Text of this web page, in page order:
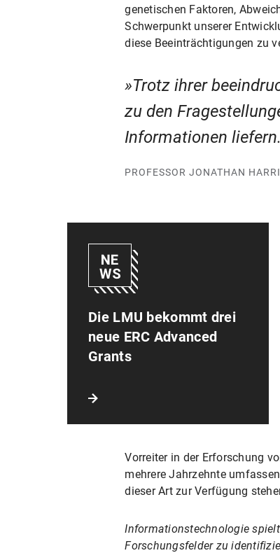
genetischen Faktoren,
Schwerpunkt unserer
diese Beeinträchtigungen zu
Trotz ihrer
zu den
Informationen liefern.
PROFESSOR JONATHAN
Die LMU bekommt drei
neue ERC Advanced
Grants
Vorreiter in der Erforschung
mehrere Jahrzehnte
dieser Art zur Verfügung
Informationstechnologie
Forschungsfelder zu